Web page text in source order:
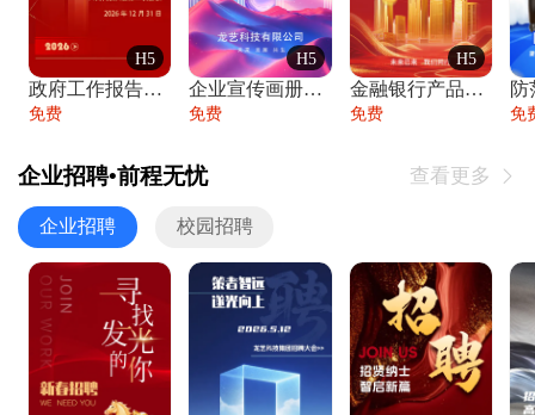
H5
政府工作报告政府年终工作总结
免费
H5
企业宣传画册公司简介产品介绍业务宣传手册
免费
H5
金融银行产品宣传手册企业宣传产品介绍
免费
防
免
企业招聘•前程无忧 查看更多 
企业招聘 校园招聘